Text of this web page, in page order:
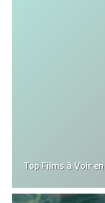
Top Films à Voir